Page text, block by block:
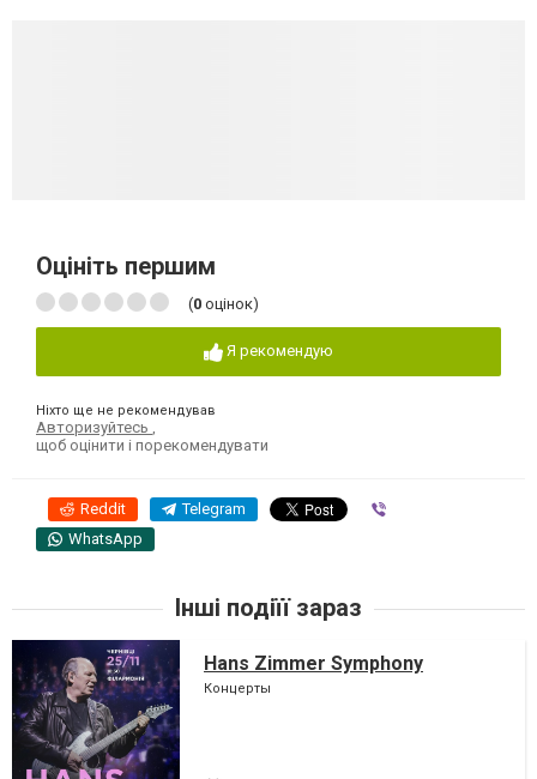
Оцініть першим
(0 оцінок)
Я рекомендую
Ніхто ще не рекомендував
Авторизуйтесь
щоб оцінити і порекомендувати
Reddit Telegram
WhatsApp
Інші подіїї зараз
Hans Zimmer Symphony
Концерты